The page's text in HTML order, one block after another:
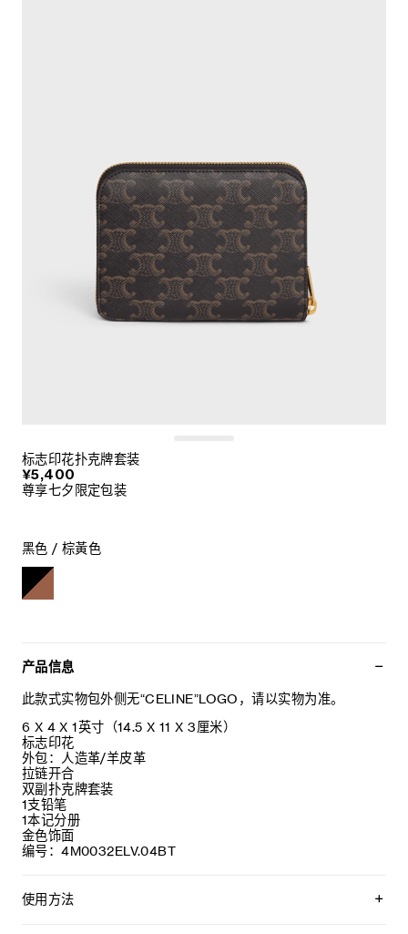
标志印花扑克牌套装
¥5,400
尊享七夕限定包装
黑色 / 棕黃色
产品信息
此款式实物包外侧无“CELINE”LOGO，请以实物为准。
6 X 4 X 1英寸（14.5 X 11 X 3厘米）
标志印花
外包：人造革/羊皮革
拉链开合
双副扑克牌套装
1支铅笔
1本记分册
金色饰面
编号：4M0032ELV.04BT
使用方法